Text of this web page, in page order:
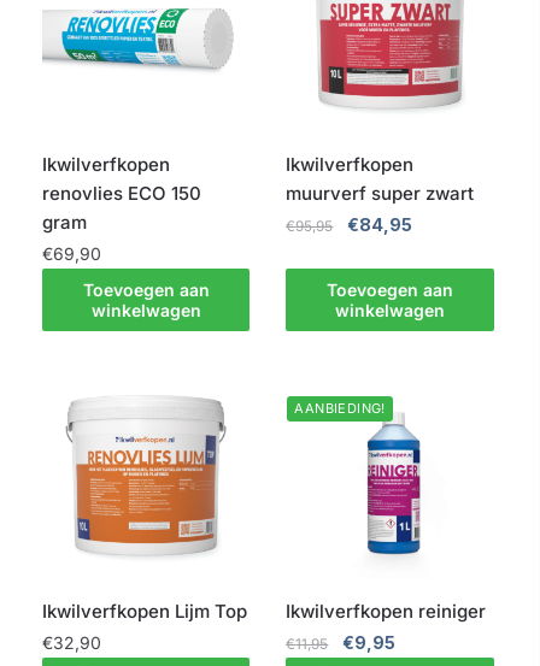
optie
kan
de
productpagina
Ikwilverfkopen
renovlies ECO 150
gram
€69,90
Toevoegen aan
winkelwagen
Ikwilverfkopen
muurverf super zwart
€95,95
Oorspronkelijke
€95,95.
€84,95
€84,95.
Toevoegen aan
winkelwagen
Ikwilverfkopen Lijm Top
€32,90
AANBIEDING!
Ikwilverfkopen reiniger
€11,95
Oorspronkelijke
€9,95